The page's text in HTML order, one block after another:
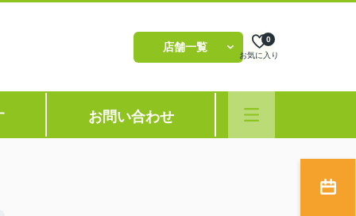
店舗一覧
お気に入り
0
お問い合わせ